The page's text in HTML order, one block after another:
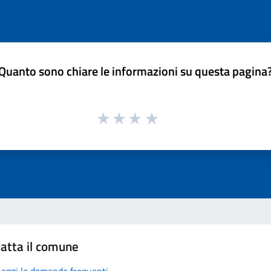
sono chiare le informazioni su questa
il comune